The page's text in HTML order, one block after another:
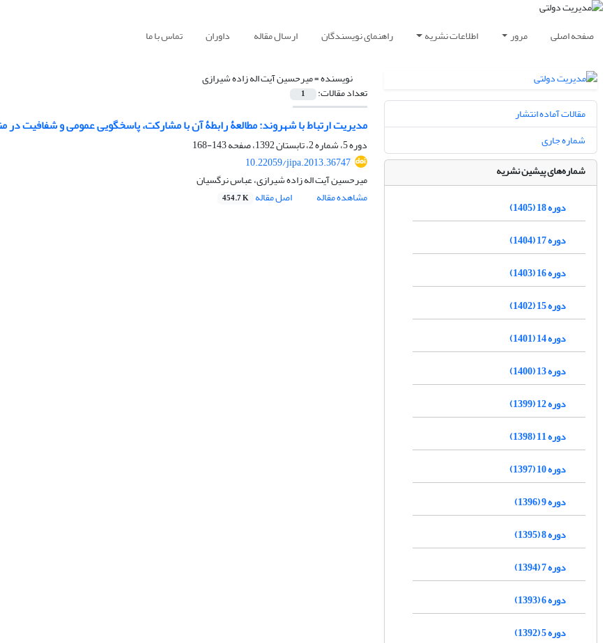
صفحه اصلی مرور اطلاعات نشریه راهنمای نویسندگان ارسال مقاله داوران تماس با ما
نویسنده =میرحسین آیت اله زاده شیرازی
تعداد مقالات: 1
مدیریت ارتباط با شهروند: مطالعۀ رابطۀ آن با مشارکت، پاسخ‎گویی عمومی و شفافیت در منطقۀ 3 شهر تهران
دوره 5، شماره 2، تابستان 1392، صفحه
143-168
10.22059/jipa.2013.36747
میرحسین آیت اله زاده شیرازی، عباس نرگسیان
مشاهده مقاله
اصل مقاله 454.7 K
مقالات آماده انتشار
شماره جاری
شماره‌های پیشین نشریه
دوره 18 (1405)
دوره 17 (1404)
دوره 16 (1403)
دوره 15 (1402)
دوره 14 (1401)
دوره 13 (1400)
دوره 12 (1399)
دوره 11 (1398)
دوره 10 (1397)
دوره 9 (1396)
دوره 8 (1395)
دوره 7 (1394)
دوره 6 (1393)
دوره 5 (1392)